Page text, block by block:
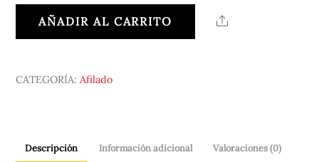
PASTA
cantidad
AÑADIR AL CARRITO Share
CATEGORÍA:Afilado
Descripción Información adicional Valoraciones (0)